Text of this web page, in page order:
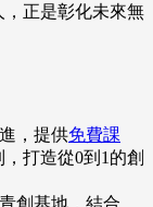
正是彰化未來無
，提供免費課
，打造從0到1的創